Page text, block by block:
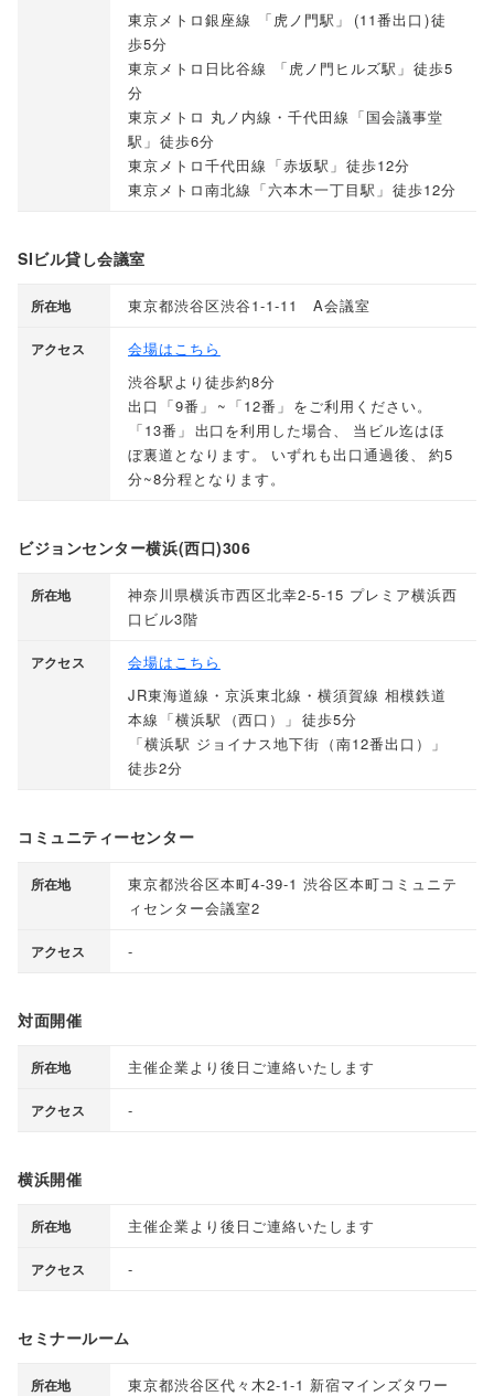
東京メトロ銀座線 「 虎ノ門駅 」 (11番出口 )徒
歩5分
東京メトロ日比谷線
「 虎ノ門ヒルズ駅 」 徒歩5
分
東京メトロ 丸ノ内線・千代田線 「国会議事堂
駅 」 徒歩6分
東京メトロ千代田線 「赤坂駅 」 徒歩12分
東京メトロ南北線 「六本木一丁目駅 」 徒歩12分
SIビル貸し会議室
所在地 東京都渋谷区渋谷1-1-11 A会議室
アクセス
会場はこちら
渋谷駅より徒歩約8分
出口 「9番 」 ~ 「12番 」 をご利用ください。
「13番 」 出口を利用した場合
当ビル迄はほ
ぼ裏道となります 。 いずれも出口通過後
約5
分~8分程となります 。
ビジョンセンター横浜(西口)306
所在地
神奈川県横浜市西区北幸2-5-15 プレミア横浜西
口ビル3階
アクセス
会場はこちら
JR東海道線・京浜東北線・横須賀線 相模鉄道
本線 「横浜駅 （西口 ）」 徒歩5分
「横浜駅 ジョイナス地下街 （南12番出口 ）」
徒歩2分
コミュニティーセンター
所在地
東京都渋谷区本町4-39-1 渋谷区本町コミュニテ
ィセンター会議室2
アクセス -
対面開催
所在地 主催企業より後日ご連絡いたします
アクセス -
横浜開催
所在地 主催企業より後日ご連絡いたします
アクセス -
セミナールーム
所在地
東京都渋谷区代々木2-1-1 新宿マインズタワー